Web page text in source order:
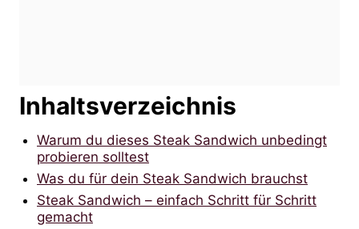
Inhaltsverzeichnis
Warum du dieses Steak Sandwich unbedingt
probieren solltest
Was du für dein Steak Sandwich brauchst
Steak Sandwich – einfach Schritt für Schritt
gemacht